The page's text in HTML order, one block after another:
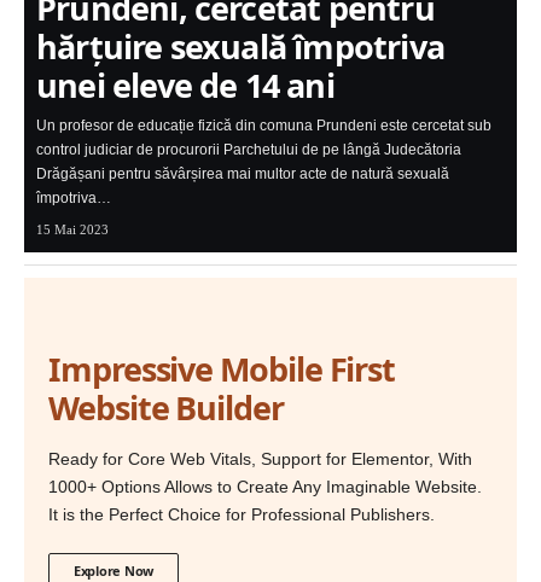
hărțuire sexuală împotriva
unei eleve de 14 ani
Un profesor de educație fizică din comuna Prundeni este cercetat sub
control judiciar de procurorii Parchetului de pe lângă Judecătoria
Drăgășani pentru săvârșirea mai multor acte de natură sexuală
împotriva…
15 Mai 2023
Impressive Mobile First
Website Builder
Ready for Core Web Vitals, Support for Elementor, With
1000+ Options Allows to Create Any Imaginable Website.
It is the Perfect Choice for Professional Publishers.
Explore Now